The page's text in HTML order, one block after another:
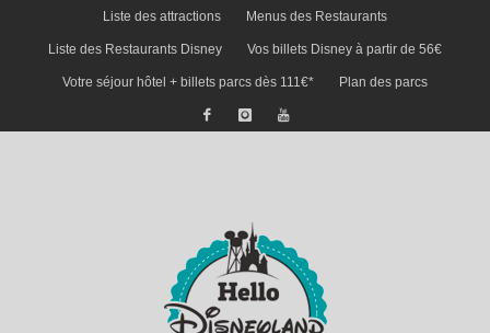
Liste des attractions Menus des Restaurants
Liste des Restaurants Disney Vos billets Disney à partir de 56€
Votre séjour hôtel + billets parcs dès 111€* Plan des parcs